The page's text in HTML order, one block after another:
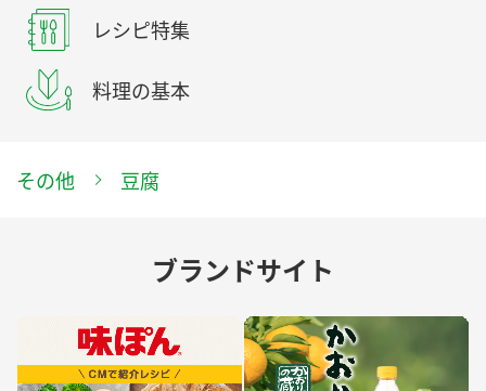
レシピ特集
料理の基本
その他 豆腐
ブランドサイト